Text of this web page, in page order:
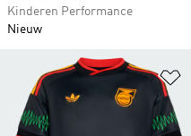
Kinderen Performance
Nieuw